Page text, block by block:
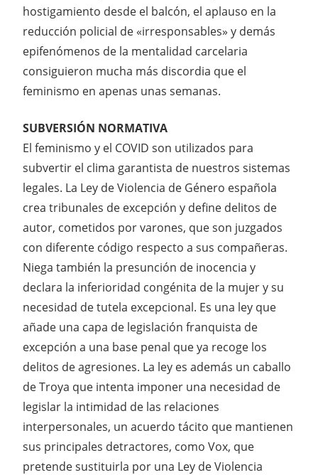
hostigamiento desde el balcón, el aplauso en la
reducción policial de «irresponsables» y demás
epifenómenos de la mentalidad carcelaria
consiguieron mucha más discordia que el
feminismo en apenas unas semanas.
SUBVERSIÓN NORMATIVA
El feminismo y el COVID son utilizados para
subvertir el clima garantista de nuestros sistemas
legales. La Ley de Violencia de Género española
crea tribunales de excepción y define delitos de
autor, cometidos por varones, que son juzgados
con diferente código respecto a sus compañeras.
Niega también la presunción de inocencia y
declara la inferioridad congénita de la mujer y su
necesidad de tutela excepcional. Es una ley que
añade una capa de legislación franquista de
excepción a una base penal que ya recoge los
delitos de agresiones. La ley es además un caballo
de Troya que intenta imponer una necesidad de
legislar la intimidad de las relaciones
interpersonales, un acuerdo tácito que mantienen
sus principales detractores, como Vox, que
pretende sustituirla por una Ley de Violencia